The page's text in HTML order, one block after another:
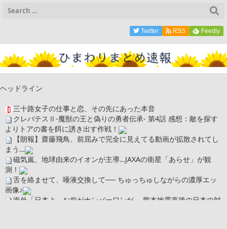
Twitter RSS Feedly
ヘッドライン
三十路女子の仕事と恋、その先にあった本音
クレバテスⅡ-魔獣の王と偽りの勇者伝承- 第4話 感想：敵を探す
よりトアの書を餌に誘き出す作戦！
【朗報】齋藤飛鳥、前屈みで完全に見えてる動画が拡散されてし
まう…
磁気嵐、地球由来のイオンが主導…JAXAの衛星「あらせ」が観
測！
舌を絡ませて、唾液交換して── ちゅっちゅしながらの濃厚エッ
画像♪
海外「日本よ、お前がナンバーワンだ」 熊本地震直後の日本の対